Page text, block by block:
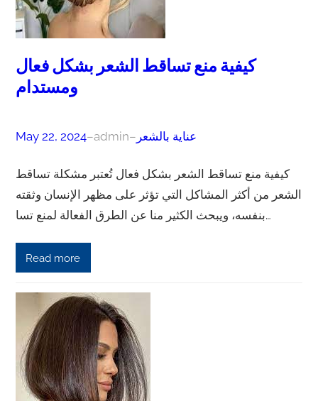
كيفية منع تساقط الشعر بشكل فعال
ومستدام
May 22, 2024–admin– عناية بالشعر
كيفية منع تساقط الشعر بشكل فعال تُعتبر مشكلة تساقط
الشعر من أكثر المشاكل التي تؤثر على مظهر الإنسان وثقته
بنفسه، ويبحث الكثير منا عن الطرق الفعالة لمنع تسا…
Read more